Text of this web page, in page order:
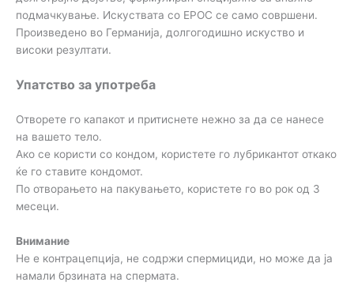
подмачкување. Искуствата со ЕРОС се само совршени.
Произведено во Германија, долгогодишно искуство и
високи резултати.
Упатство за употреба
Отворете го капакот и притиснете нежно за да се нанесе
на вашето тело.
Ако се користи со кондом, користете го лубрикантот откако
ќе го ставите кондомот.
По отворањето на пакувањето, користете го во рок од 3
месеци.
Внимание
Не е контрацепција, не содржи спермициди, но може да ја
намали брзината на спермата.